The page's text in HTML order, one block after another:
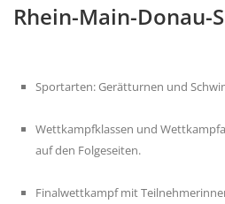
Rhein-Main-Donau-
Sportarten: Gerätturnen und
Wettkampfklassen und
auf den Folgeseiten.
Finalwettkampf mit